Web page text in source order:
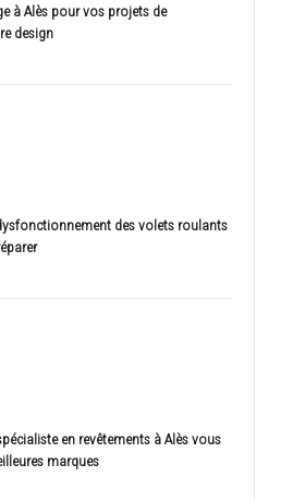
à Alès pour vos projets de
design
des volets roulants
en revêtements à Alès vous
marques